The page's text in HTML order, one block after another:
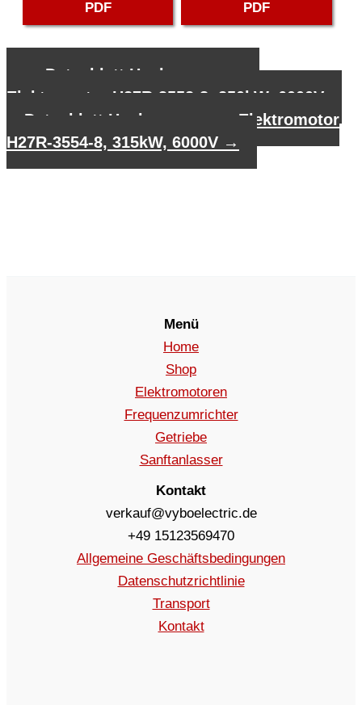
PDF PDF
Datenblatt Hochspannungs-
Elektromotor H27R-3552-8, 250kW, 6000V
Datenblatt Hochspannungs-Elektromotor
H27R-3554-8, 315kW, 6000V →
Menü
Home
Shop
Elektromotoren
Frequenzumrichter
Getriebe
Sanftanlasser
Kontakt
verkauf@vyboelectric.de
+49 15123569470
Allgemeine Geschäftsbedingungen
Datenschutzrichtlinie
Transport
Kontakt